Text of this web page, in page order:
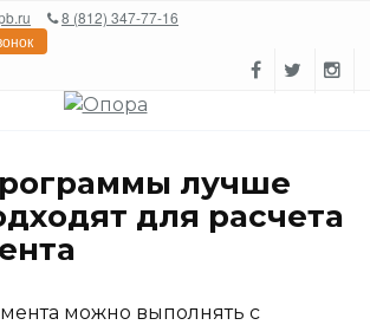
8 (812) 347-77-16
лучше
для расчета
можно выполнять с